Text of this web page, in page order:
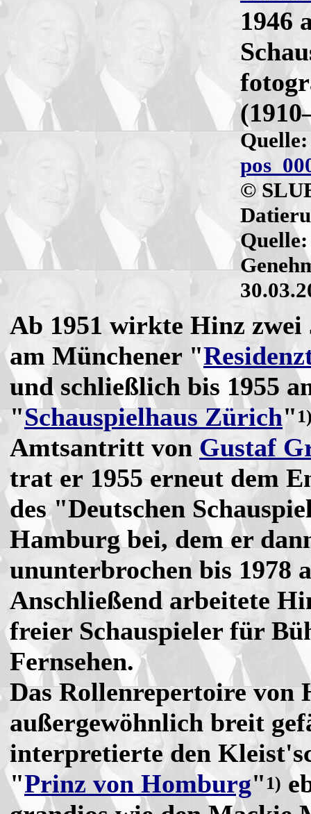
1946
©
Ab 1951 wirkte Hinz zwei
am Münchener "
und schließlich bis 1955
"Schauspielhaus Zürich"
Amtsantritt von Gustaf
trat er 1955 erneut dem
des "Deutschen
Hamburg bei, dem er
ununterbrochen bis 1978
Anschließend arbeitete
freier Schauspieler für
Fernsehen.
Das Rollenrepertoire von
außergewöhnlich breit
interpretierte den
"Prinz von Homburg" 1)